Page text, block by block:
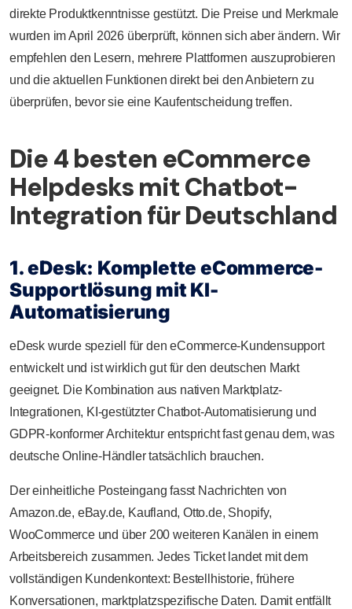
direkte Produktkenntnisse gestützt. Die Preise und Merkmale
wurden im April 2026 überprüft, können sich aber ändern. Wir
empfehlen den Lesern, mehrere Plattformen auszuprobieren
und die aktuellen Funktionen direkt bei den Anbietern zu
überprüfen, bevor sie eine Kaufentscheidung treffen.
Die 4 besten eCommerce
Helpdesks mit Chatbot-
Integration für Deutschland
1. eDesk: Komplette eCommerce-
Supportlösung mit KI-
Automatisierung
eDesk wurde speziell für den eCommerce-Kundensupport
entwickelt und ist wirklich gut für den deutschen Markt
geeignet. Die Kombination aus nativen Marktplatz-
Integrationen, KI-gestützter Chatbot-Automatisierung und
GDPR-konformer Architektur entspricht fast genau dem, was
deutsche Online-Händler tatsächlich brauchen.
Der einheitliche Posteingang fasst Nachrichten von
Amazon.de, eBay.de, Kaufland, Otto.de, Shopify,
WooCommerce und über 200 weiteren Kanälen in einem
Arbeitsbereich zusammen. Jedes Ticket landet mit dem
vollständigen Kundenkontext: Bestellhistorie, frühere
Konversationen, marktplatzspezifische Daten. Damit entfällt